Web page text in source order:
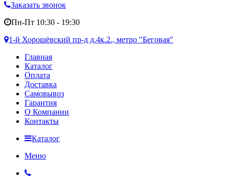
Заказать звонок
Пн-Пт 10:30 - 19:30
1-й Хорошёвский пр-д д.4к.2., метро "Беговая"
Главная
Каталог
Оплата
Доставка
Самовывоз
Гарантия
О Компании
Контакты
Каталог
Меню